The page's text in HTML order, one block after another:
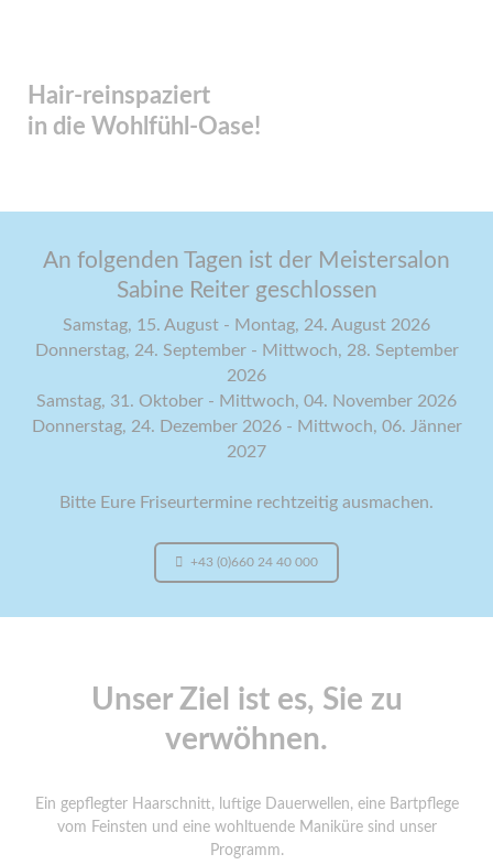
Hair-reinspaziert
in die Wohlfühl-Oase!
An folgenden Tagen ist der Meistersalon
Sabine Reiter geschlossen
Samstag, 15. August - Montag, 24. August 2026
Donnerstag, 24. September - Mittwoch, 28. September
2026
Samstag, 31. Oktober - Mittwoch, 04. November 2026
Donnerstag, 24. Dezember 2026 - Mittwoch, 06. Jänner
2027
Bitte Eure Friseurtermine rechtzeitig ausmachen.
+43 (0)660 24 40 000
Unser Ziel ist es, Sie zu
verwöhnen.
Ein gepflegter Haarschnitt, luftige Dauerwellen, eine Bartpflege
vom Feinsten und eine wohltuende Maniküre sind unser
Programm.